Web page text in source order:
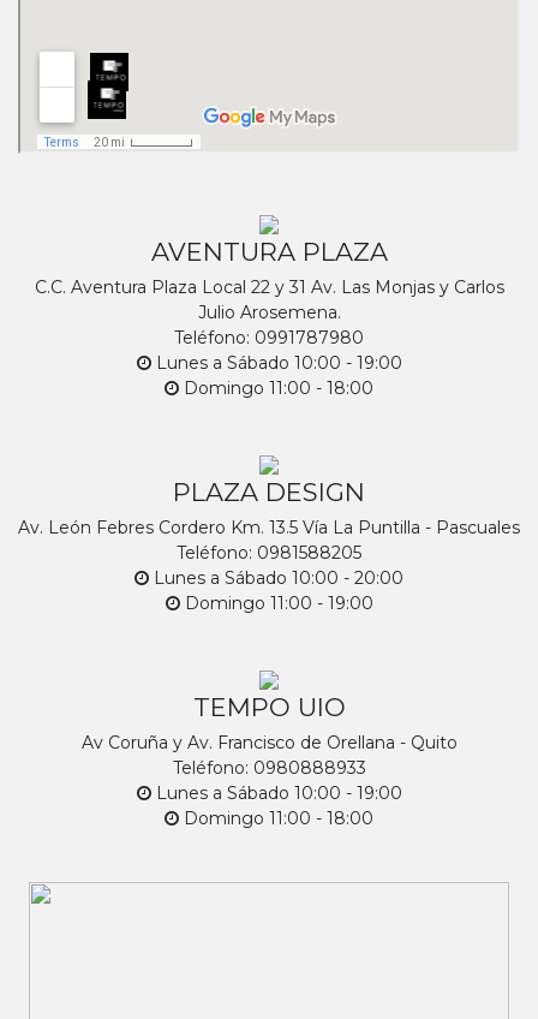
AVENTURA PLAZA
C.C. Aventura Plaza Local 22 y 31 Av. Las Monjas y Carlos
Julio Arosemena.
Teléfono: 0991787980
Lunes a Sábado 10:00 - 19:00
Domingo 11:00 - 18:00
PLAZA DESIGN
Av. León Febres Cordero Km. 13.5 Vía La Puntilla - Pascuales
Teléfono: 0981588205
Lunes a Sábado 10:00 - 20:00
Domingo 11:00 - 19:00
TEMPO UIO
Av Coruña y Av. Francisco de Orellana - Quito
Teléfono: 0980888933
Lunes a Sábado 10:00 - 19:00
Domingo 11:00 - 18:00